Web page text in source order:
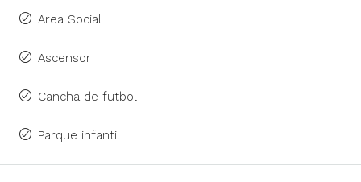
Area Social
Ascensor
Cancha de futbol
Parque infantil